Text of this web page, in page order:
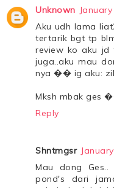
Unknown
Aku udh lama
tertarik bgt tp
review ko aku jd
juga..aku mau
nya �� ig aku:
Mksh mbak ges
Reply
Shntmgsr
Mau dong
pond's dari